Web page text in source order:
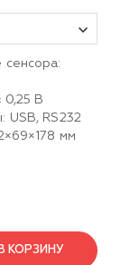
сенсора:
0,25 В
USB, RS232
мм
В КОРЗИНУ